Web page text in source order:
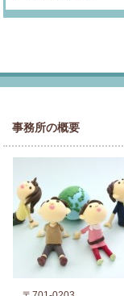
事務所の概要